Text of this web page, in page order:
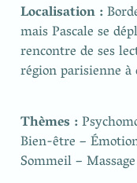
Localisation :
mais Pascale se
rencontre de ses
région parisienne à
Thèmes :
Bien-être –
Sommeil –